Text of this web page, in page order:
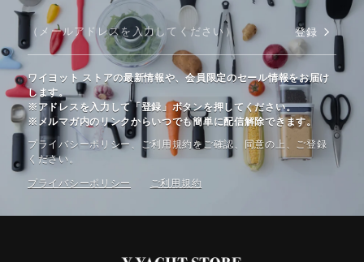
登録
ワイヨット ストアの最新情報や、会員限定のセール情報をお届け
します。
※アドレスを入力して「登録」ボタンを押してください。
※メルマガ内のリンクからいつでも簡単に配信解除できます。
プライバシーポリシー、ご利⽤規約をご確認、同意の上、ご登録
ください。
プライバシーポリシー ご利⽤規約